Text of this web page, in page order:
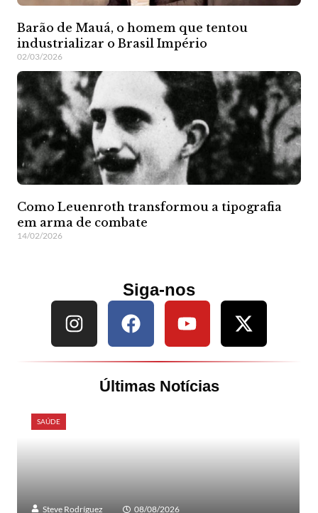
Barão de Mauá, o homem que tentou
industrializar o Brasil Império
02/03/2026
Como Leuenroth transformou a tipografia
em arma de combate
14/02/2026
Siga-nos
Últimas Notícias
SAÚDE
Steve Rodríguez 08/08/2026